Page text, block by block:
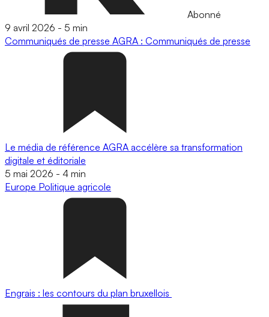
Abonné
9 avril 2026 - 5 min
Communiqués de presse AGRA : Communiqués de presse
Le média de référence AGRA accélère sa transformation
digitale et éditoriale
5 mai 2026 - 4 min
Europe Politique agricole
Engrais : les contours du plan bruxellois